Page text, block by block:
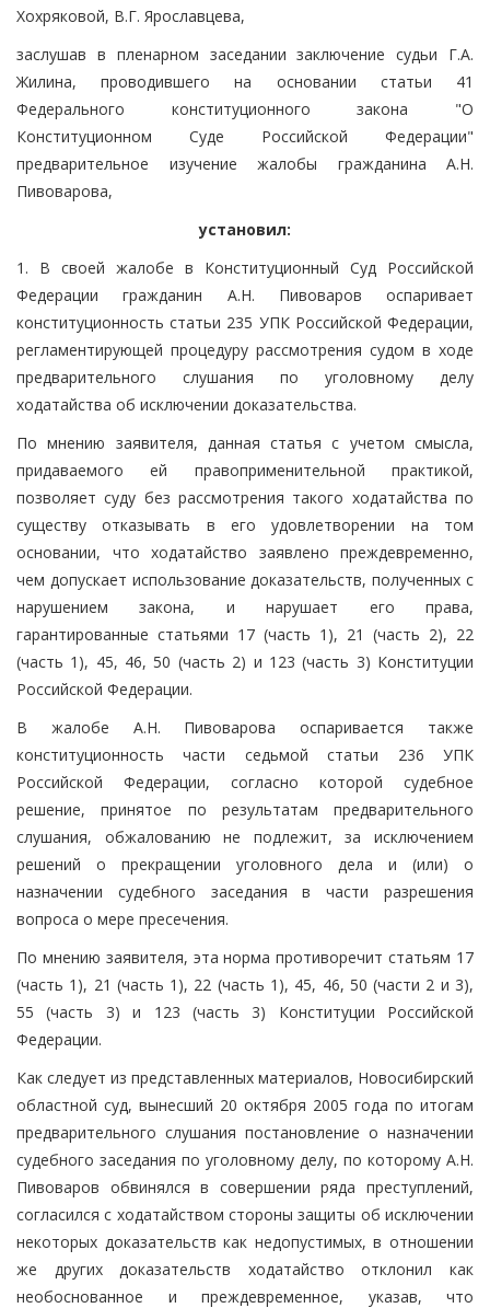
Хохряковой, В.Г. Ярославцева,
заслушав в пленарном заседании заключение судьи Г.А.
Жилина, проводившего на основании статьи 41
Федерального конституционного закона "О
Конституционном Суде Российской Федерации"
предварительное изучение жалобы гражданина А.Н.
Пивоварова,
установил:
1. В своей жалобе в Конституционный Суд Российской
Федерации гражданин А.Н. Пивоваров оспаривает
конституционность статьи 235 УПК Российской Федерации,
регламентирующей процедуру рассмотрения судом в ходе
предварительного слушания по уголовному делу
ходатайства об исключении доказательства.
По мнению заявителя, данная статья с учетом смысла,
придаваемого ей правоприменительной практикой,
позволяет суду без рассмотрения такого ходатайства по
существу отказывать в его удовлетворении на том
основании, что ходатайство заявлено преждевременно,
чем допускает использование доказательств, полученных с
нарушением закона, и нарушает его права,
гарантированные статьями 17 (часть 1), 21 (часть 2), 22
(часть 1), 45, 46, 50 (часть 2) и 123 (часть 3) Конституции
Российской Федерации.
В жалобе А.Н. Пивоварова оспаривается также
конституционность части седьмой статьи 236 УПК
Российской Федерации, согласно которой судебное
решение, принятое по результатам предварительного
слушания, обжалованию не подлежит, за исключением
решений о прекращении уголовного дела и (или) о
назначении судебного заседания в части разрешения
вопроса о мере пресечения.
По мнению заявителя, эта норма противоречит статьям 17
(часть 1), 21 (часть 1), 22 (часть 1), 45, 46, 50 (части 2 и 3),
55 (часть 3) и 123 (часть 3) Конституции Российской
Федерации.
Как следует из представленных материалов, Новосибирский
областной суд, вынесший 20 октября 2005 года по итогам
предварительного слушания постановление о назначении
судебного заседания по уголовному делу, по которому А.Н.
Пивоваров обвинялся в совершении ряда преступлений,
согласился с ходатайством стороны защиты об исключении
некоторых доказательств как недопустимых, в отношении
же других доказательств ходатайство отклонил как
необоснованное и преждевременное, указав, что